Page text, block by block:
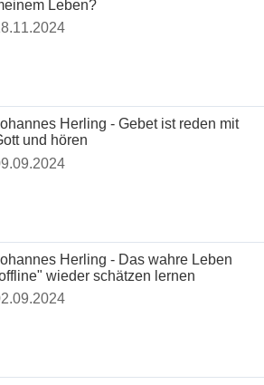
Leben?
Herling - Gebet ist reden mit
und hören
Herling - Das wahre Leben
wieder schätzen lernen